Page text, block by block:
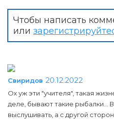
Чтобы написать
или
Свиридов 20.12.2022
Ох уж эти "учителя", такая
деле, бывают такие рыбалки...
выслушивать, а с другой